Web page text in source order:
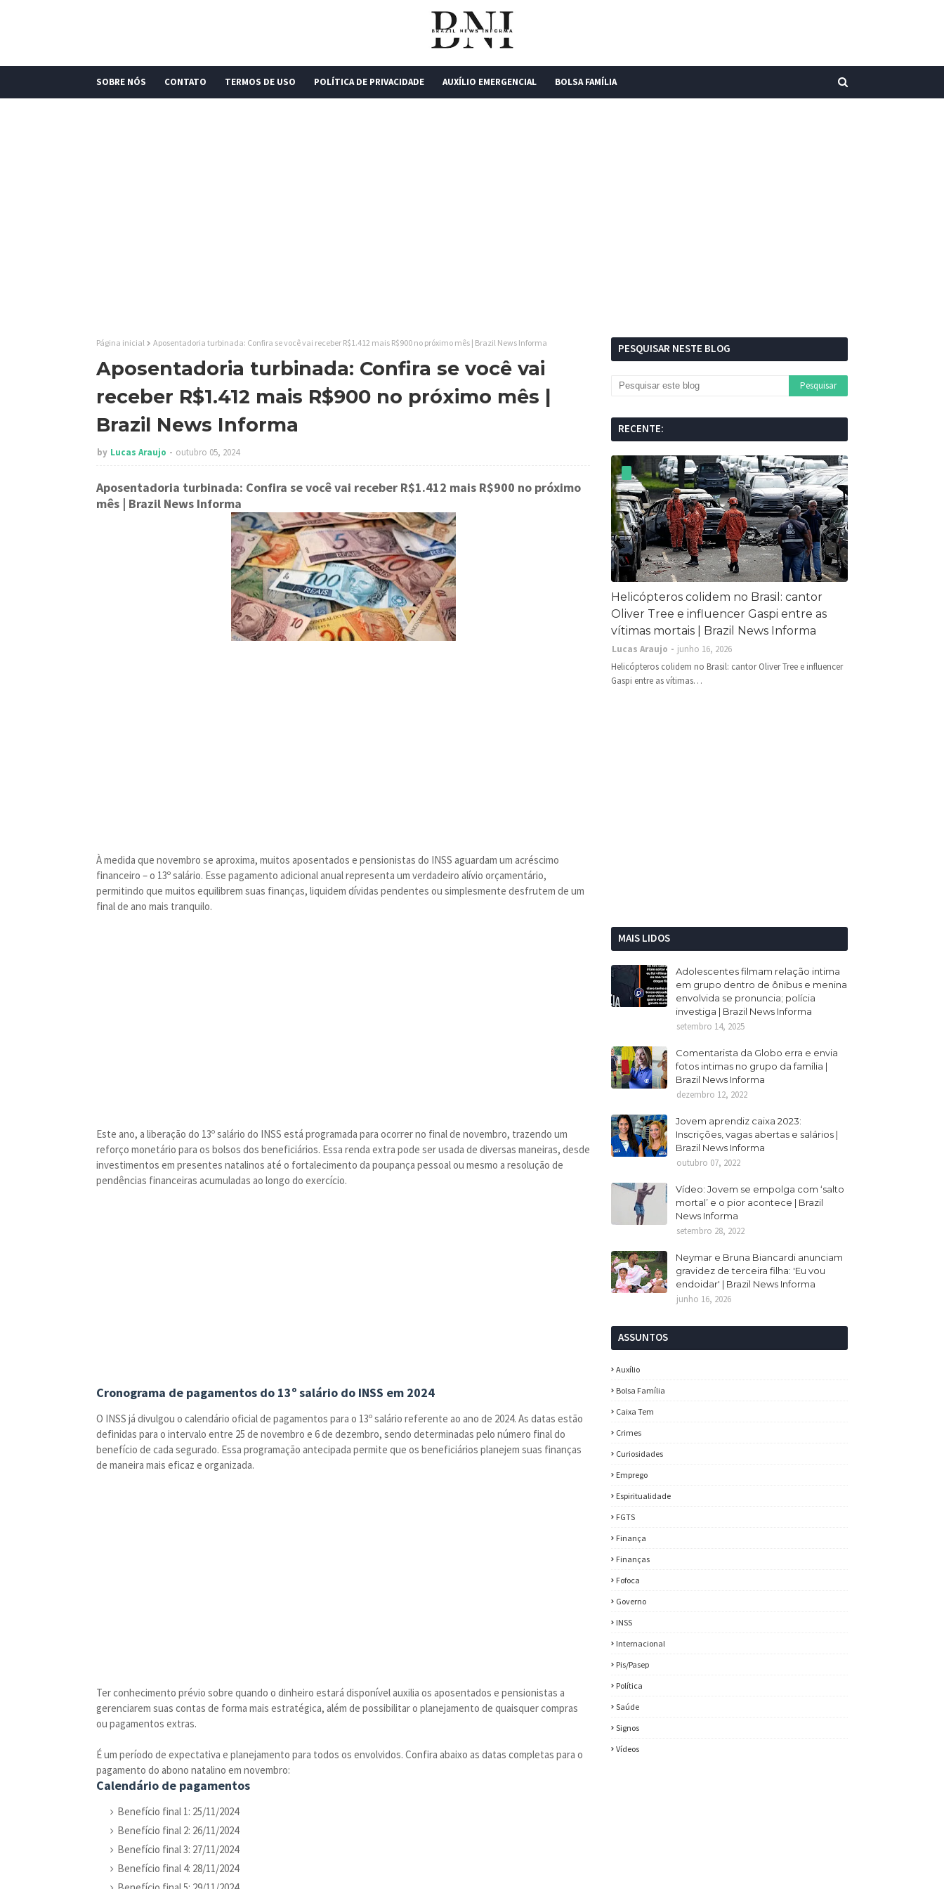
SOBRE NÓS CONTATO TERMOS DE USO POLÍTICA DE PRIVACIDADE AUXÍLIO EMERGENCIAL BOLSA FAMÍLIA
Página inicial Aposentadoria turbinada: Confira se você vai receber R$1.412 mais R$900 no próximo mês | Brazil News Informa
Aposentadoria turbinada: Confira se você vai
receber R$1.412 mais R$900 no próximo mês |
Brazil News Informa
by Lucas Araujo outubro 05, 2024
Aposentadoria turbinada: Confira se você vai receber R$1.412 mais R$900 no próximo
mês | Brazil News Informa
À medida que novembro se aproxima, muitos aposentados e pensionistas do INSS aguardam um acréscimo
financeiro – o 13º salário. Esse pagamento adicional anual representa um verdadeiro alívio orçamentário,
permitindo que muitos equilibrem suas finanças, liquidem dívidas pendentes ou simplesmente desfrutem de um
final de ano mais tranquilo.
Este ano, a liberação do 13º salário do INSS está programada para ocorrer no final de novembro, trazendo um
reforço monetário para os bolsos dos beneficiários. Essa renda extra pode ser usada de diversas maneiras, desde
investimentos em presentes natalinos até o fortalecimento da poupança pessoal ou mesmo a resolução de
pendências financeiras acumuladas ao longo do exercício.
Cronograma de pagamentos do 13º salário do INSS em 2024
O INSS já divulgou o calendário oficial de pagamentos para o 13º salário referente ao ano de 2024. As datas estão
definidas para o intervalo entre 25 de novembro e 6 de dezembro, sendo determinadas pelo número final do
benefício de cada segurado. Essa programação antecipada permite que os beneficiários planejem suas finanças
de maneira mais eficaz e organizada.
Ter conhecimento prévio sobre quando o dinheiro estará disponível auxilia os aposentados e pensionistas a
gerenciarem suas contas de forma mais estratégica, além de possibilitar o planejamento de quaisquer compras
ou pagamentos extras.
É um período de expectativa e planejamento para todos os envolvidos. Confira abaixo as datas completas para o
pagamento do abono natalino em novembro:
Calendário de pagamentos
Benefício final 1: 25/11/2024
Benefício final 2: 26/11/2024
Benefício final 3: 27/11/2024
Benefício final 4: 28/11/2024
PESQUISAR NESTE BLOG
RECENTE:
Helicópteros colidem no Brasil: cantor
Oliver Tree e influencer Gaspi entre as
vítimas mortais | Brazil News Informa
Lucas Araujo
junho 16, 2026
Helicópteros colidem no Brasil: cantor Oliver Tree e influencer
Gaspi entre as vítimas…
MAIS LIDOS
Adolescentes filmam relação intima
em grupo dentro de ônibus e menina
envolvida se pronuncia; polícia
investiga | Brazil News Informa
setembro 14, 2025
Comentarista da Globo erra e envia
fotos intimas no grupo da família |
Brazil News Informa
dezembro 12, 2022
Jovem aprendiz caixa 2023:
Inscrições, vagas abertas e salários |
Brazil News Informa
outubro 07, 2022
Vídeo: Jovem se empolga com ‘salto
mortal’ e o pior acontece | Brazil
News Informa
setembro 28, 2022
Neymar e Bruna Biancardi anunciam
gravidez de terceira filha: 'Eu vou
endoidar' | Brazil News Informa
junho 16, 2026
ASSUNTOS
Auxílio
Bolsa Família
Caixa Tem
Crimes
Curiosidades
Emprego
Espiritualidade
FGTS
Finança
Finanças
Fofoca
Governo
INSS
Internacional
Pis/Pasep
Política
Saúde
Signos
Vídeos